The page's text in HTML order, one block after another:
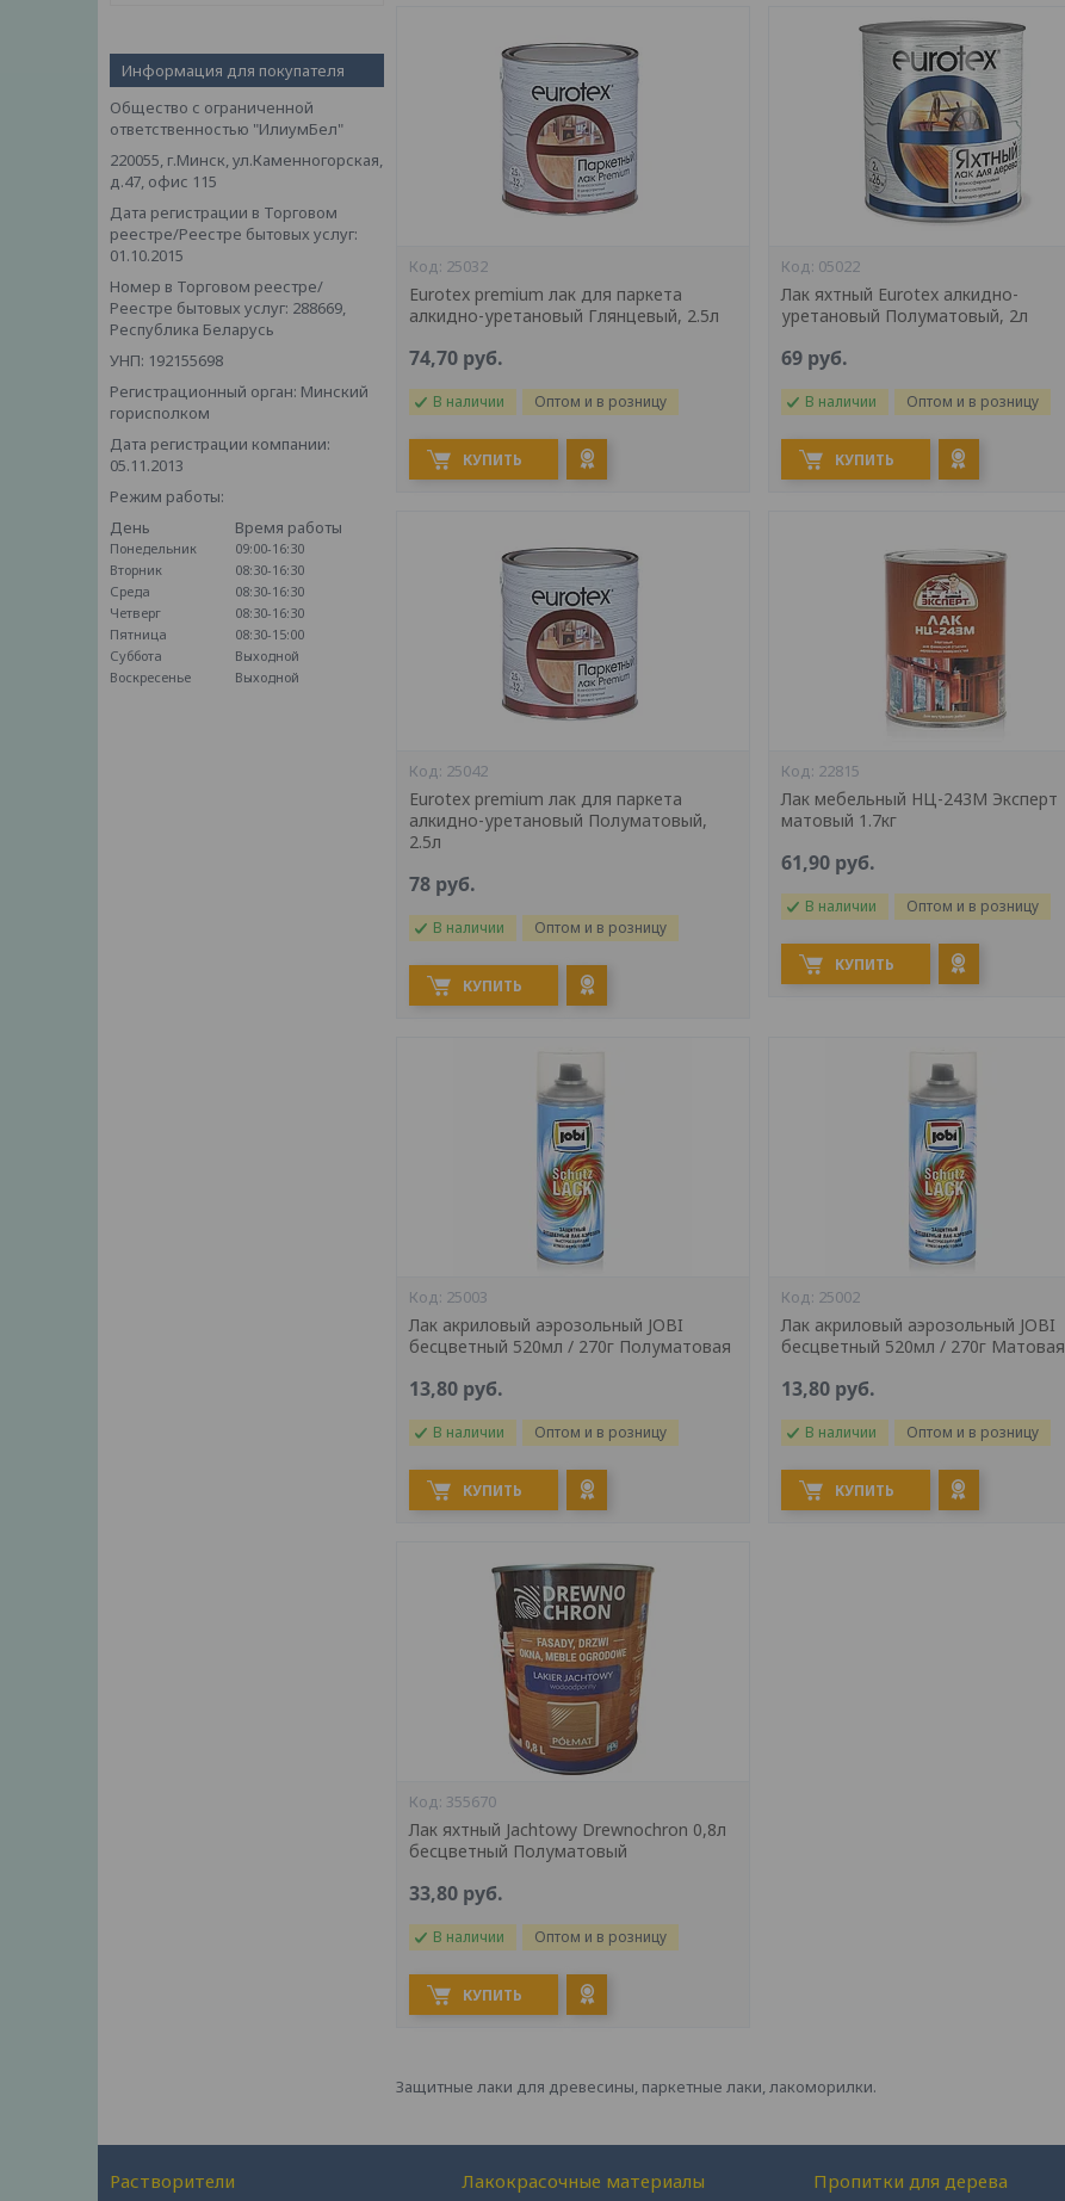
Информация для покупателя
Общество с ограниченной
ответственностью "ИлиумБел"
220055, г.Минск, ул.Каменногорская,
д.47, офис 115
Дата регистрации в Торговом
реестре/Реестре бытовых услуг:
01.10.2015
Номер в Торговом реестре/
Реестре бытовых услуг: 288669,
Республика Беларусь
УНП: 192155698
Регистрационный орган: Минский
горисполком
Дата регистрации компании:
05.11.2013
Режим работы:
День
Время работы
Понедельник
09:00-16:30
Вторник
08:30-16:30
Среда
08:30-16:30
Четверг
08:30-16:30
Пятница
08:30-15:00
Суббота
Выходной
Воскресенье
Выходной
25032
Eurotex premium лак для паркета
алкидно-уретановый Глянцевый, 2.5л
74,70 руб.
В наличии Оптом и в розницу
КУПИТЬ
05022
Лак яхтный Eurotex алкидно-
уретановый Полуматовый, 2л
69 руб.
В наличии Оптом и в розницу
КУПИТЬ
25042
Eurotex premium лак для паркета
алкидно-уретановый Полуматовый,
2.5л
78 руб.
В наличии Оптом и в розницу
КУПИТЬ
22815
Лак мебельный НЦ-243М Эксперт
матовый 1.7кг
61,90 руб.
В наличии Оптом и в розницу
КУПИТЬ
25003
Лак акриловый аэрозольный JOBI
бесцветный 520мл / 270г Полуматовая
13,80 руб.
В наличии Оптом и в розницу
КУПИТЬ
25002
Лак акриловый аэрозольный JOBI
бесцветный 520мл / 270г Матовая
13,80 руб.
В наличии Оптом и в розницу
КУПИТЬ
355670
Лак яхтный Jachtowy Drewnochron 0,8л
бесцветный Полуматовый
33,80 руб.
В наличии Оптом и в розницу
КУПИТЬ
Защитные лаки для древесины, паркетные лаки, лакоморилки.
Растворители Лакокрасочные материалы Пропитки для дерева